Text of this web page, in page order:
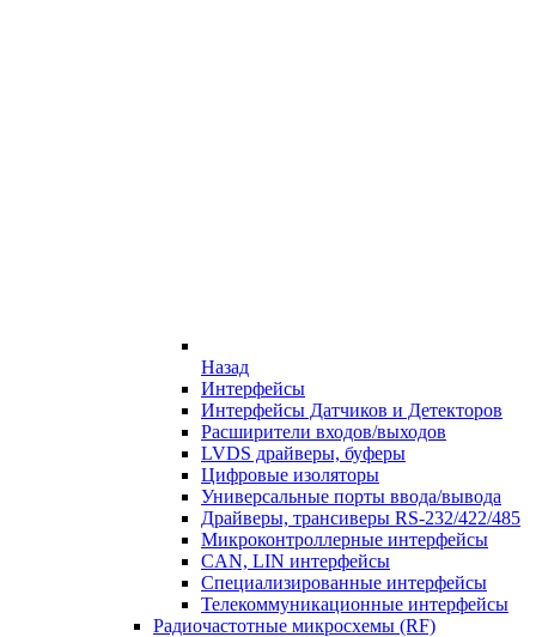
Назад
Интерфейсы
Интерфейсы Датчиков и Детекторов
Расширители входов/выходов
LVDS драйверы, буферы
Цифровые изоляторы
Универсальные порты ввода/вывода
Драйверы, трансиверы RS-232/422/485
Микроконтроллерные интерфейсы
CAN, LIN интерфейсы
Специализированные интерфейсы
Телекоммуникационные интерфейсы
Радиочастотные микросхемы (RF)